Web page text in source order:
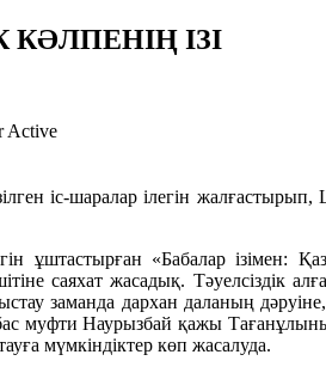
ІЗІ
іс-шаралар ілегін
ұштастырған «Бабалар ізімен:
саяхат жасадық.
заманда дархан даланың
муфти Наурызбай қажы
мүмкіндіктер көп жасалуда.